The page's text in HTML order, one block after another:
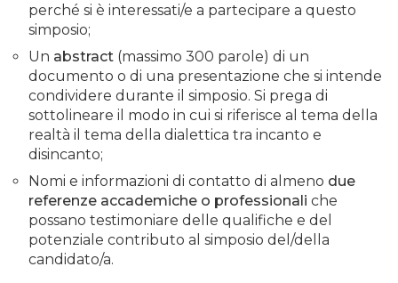
perché si è interessati/e a partecipare a questo
simposio;
Un abstract (massimo 300 parole) di un
documento o di una presentazione che si intende
condividere durante il simposio. Si prega di
sottolineare il modo in cui si riferisce al tema della
realtà il tema della dialettica tra incanto e
disincanto;
Nomi e informazioni di contatto di almeno due
referenze accademiche o professionali che
possano testimoniare delle qualifiche e del
potenziale contributo al simposio del/della
candidato/a.